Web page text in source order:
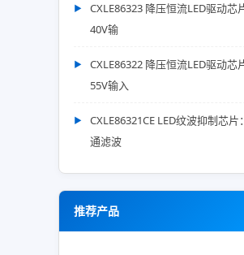
CXLE86323 降压恒流LED驱动芯
40V输
CXLE86322 降压恒流LED驱动芯片
55V输入
CXLE86321CE LED纹波抑制芯片
通滤波
推荐产品